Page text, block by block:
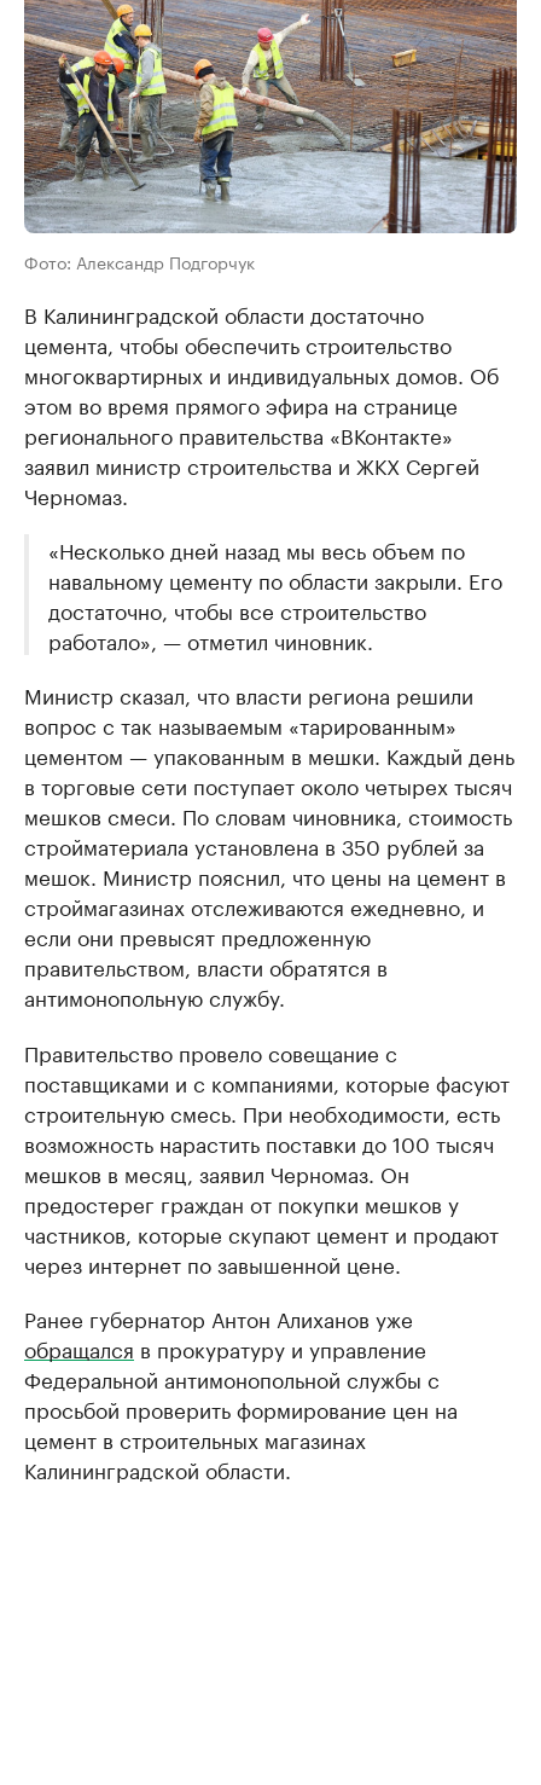
Фото: Александр Подгорчук
В Калининградской области достаточно
цемента, чтобы обеспечить строительство
многоквартирных и индивидуальных домов. Об
этом во время прямого эфира на странице
регионального правительства «ВКонтакте»
заявил министр строительства и ЖКХ Сергей
Черномаз.
«Несколько дней назад мы весь объем по
навальному цементу по области закрыли. Его
достаточно, чтобы все строительство
работало», — отметил чиновник.
Министр сказал, что власти региона решили
вопрос с так называемым «тарированным»
цементом — упакованным в мешки. Каждый день
в торговые сети поступает около четырех тысяч
мешков смеси. По словам чиновника, стоимость
стройматериала установлена в 350 рублей за
мешок. Министр пояснил, что цены на цемент в
строймагазинах отслеживаются ежедневно, и
если они превысят предложенную
правительством, власти обратятся в
антимонопольную службу.
Правительство провело совещание с
поставщиками и с компаниями, которые фасуют
строительную смесь. При необходимости, есть
возможность нарастить поставки до 100 тысяч
мешков в месяц, заявил Черномаз. Он
предостерег граждан от покупки мешков у
частников, которые скупают цемент и продают
через интернет по завышенной цене.
Ранее губернатор Антон Алиханов уже
обращался в прокуратуру и управление
Федеральной антимонопольной службы с
просьбой проверить формирование цен на
цемент в строительных магазинах
Калининградской области.